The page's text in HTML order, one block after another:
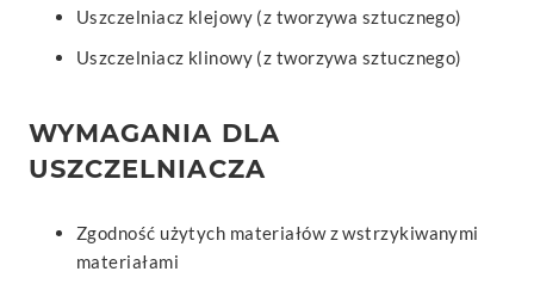
Uszczelniacz klejowy (z tworzywa sztucznego)
Uszczelniacz klinowy (z tworzywa sztucznego)
WYMAGANIA DLA
USZCZELNIACZA
Zgodność użytych materiałów z wstrzykiwanymi
materiałami